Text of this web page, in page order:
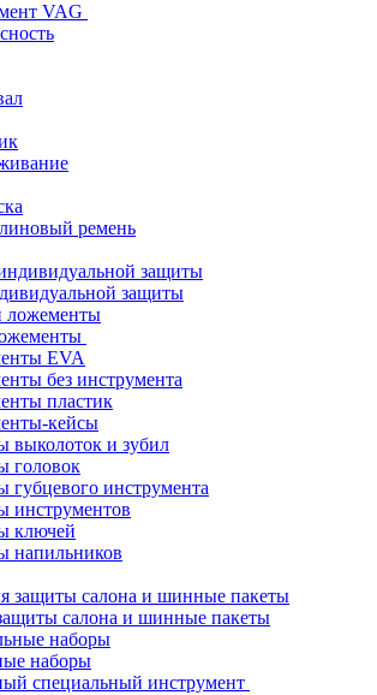
VAG
ремень
защиты
EVA
без инструмента
пластик
кейсы
выколоток и зубил
головок
губцевого инструмента
инструментов
ключей
напильников
салона и шинные пакеты
наборы
специальный инструмент